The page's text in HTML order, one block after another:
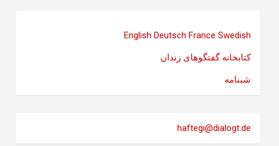
English Deutsch France Swedish
کتابخانه گفتگوهای زندان
شبنامه
haftegi@dialogt.de